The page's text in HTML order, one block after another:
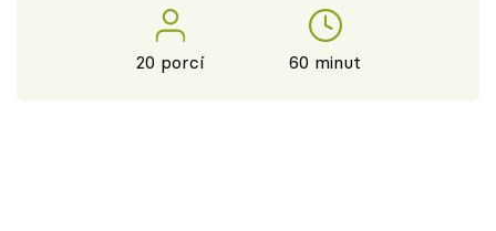
20 porcí 60 minut